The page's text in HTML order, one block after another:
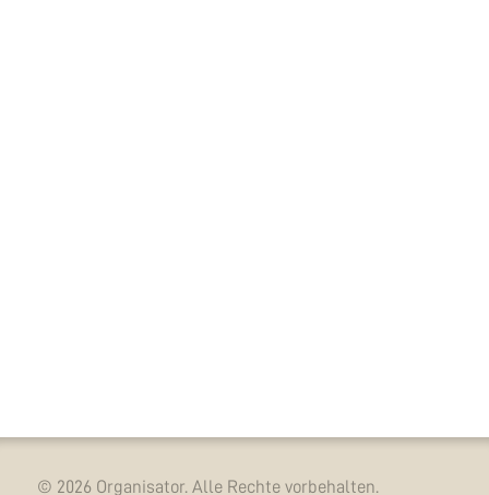
© 2026 Organisator. Alle Rechte vorbehalten.